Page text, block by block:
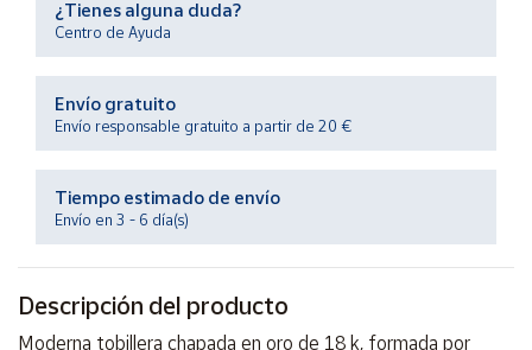
Productos
Solidarios
Ayuda
Centro
de ayuda
Contacto
Vendedores
¿Tienes alguna duda?
Centro de Ayuda
Envío gratuito
Envío responsable gratuito a partir de 20 €
Tiempo estimado de envío
Envío en 3 - 6 día(s)
Descripción del producto
Moderna tobillera chapada en oro de 18 k, formada por